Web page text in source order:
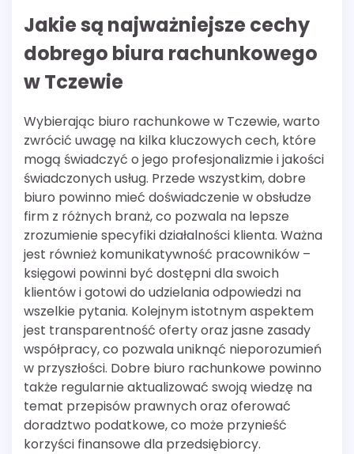
Jakie są najważniejsze cechy
dobrego biura rachunkowego
w Tczewie
Wybierając biuro rachunkowe w Tczewie, warto
zwrócić uwagę na kilka kluczowych cech, które
mogą świadczyć o jego profesjonalizmie i jakości
świadczonych usług. Przede wszystkim, dobre
biuro powinno mieć doświadczenie w obsłudze
firm z różnych branż, co pozwala na lepsze
zrozumienie specyfiki działalności klienta. Ważna
jest również komunikatywność pracowników –
księgowi powinni być dostępni dla swoich
klientów i gotowi do udzielania odpowiedzi na
wszelkie pytania. Kolejnym istotnym aspektem
jest transparentność oferty oraz jasne zasady
współpracy, co pozwala uniknąć nieporozumień
w przyszłości. Dobre biuro rachunkowe powinno
także regularnie aktualizować swoją wiedzę na
temat przepisów prawnych oraz oferować
doradztwo podatkowe, co może przynieść
korzyści finansowe dla przedsiębiorcy.